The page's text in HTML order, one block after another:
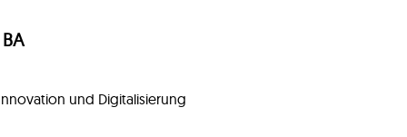
und Digitalisierung